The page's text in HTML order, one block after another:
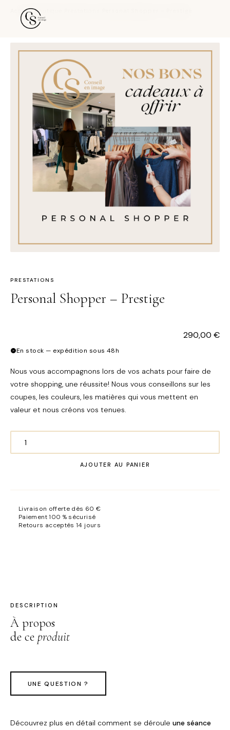
Accueil›Boutique
PRESTATIONS
Personal Shopper – Prestige
290,00 €
En stock — expédition sous 48h
Nous vous accompagnons lors de vos achats pour faire de
votre shopping, une réussite! Nous vous conseillons sur les
coupes, les couleurs, les matières qui vous mettent en
valeur et nous créons vos tenues.
quantité
-
AJOUTER AU PANIER
Livraison offerte dès 60 €
Paiement 100 % sécurisé
Retours acceptés 14 jours
DESCRIPTION
À propos
de ce produit
UNE QUESTION ?
Découvrez plus en détail comment se déroule une séance